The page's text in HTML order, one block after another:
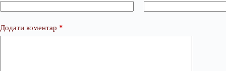
Додати коментар *